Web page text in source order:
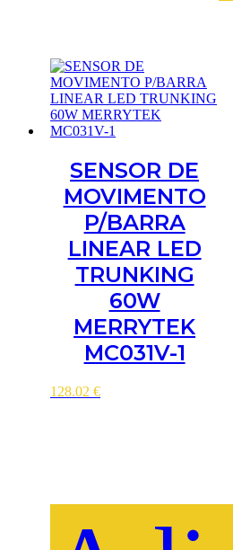
SENSOR DE
MOVIMENTO
P/BARRA
LINEAR LED
TRUNKING
60W
MERRYTEK
MC031V-1
128.02 €